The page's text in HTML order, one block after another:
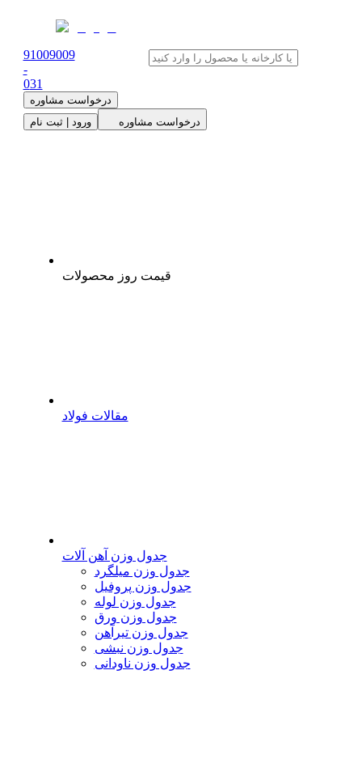
91009009
-
031
درخواست مشاوره
ورود | ثبت نام
درخواست مشاوره
قیمت روز محصولات
مقالات فولاد
جدول وزن آهن آلات
جدول وزن میلگرد
جدول وزن پروفیل
جدول وزن لوله
جدول وزن ورق
جدول وزن تیرآهن
جدول وزن نبشی
جدول وزن ناودانی